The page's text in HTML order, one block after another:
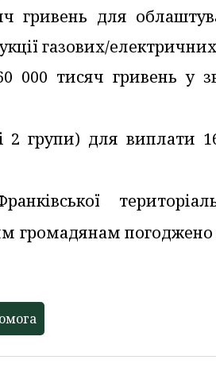
для
газових/
000 тисяч гривень у
2 групи) для виплати
громадянам